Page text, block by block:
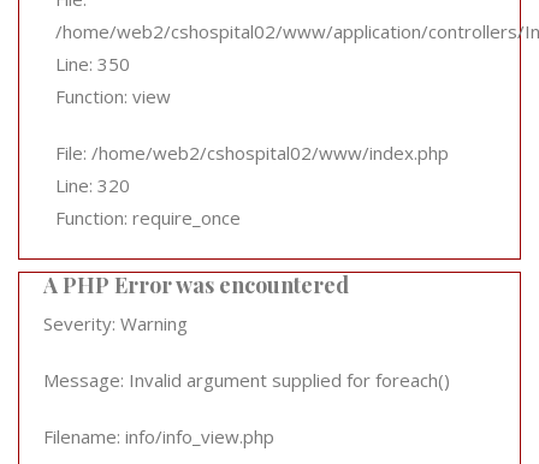
/home/web2/cshospital02/www/application/controllers/
Line: 350
Function: view
File: /home/web2/cshospital02/www/index.php
Line: 320
Function: require_once
A PHP Error was encountered
Severity: Warning
Message: Invalid argument supplied for foreach()
Filename: info/info_view.php